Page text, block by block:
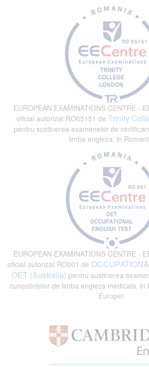
EUROPEAN EXAMINATIONS CENTRE -
oficial autorizat RO65151 de Trinity
pentru sustinerea examenelor de
limba engleza, in
EUROPEAN EXAMINATIONS CENTRE -
oficial autorizat RO001 de
OET (Australia) pentru sustinerea
cunostintelor de limba engleza medicala, in
Europei.